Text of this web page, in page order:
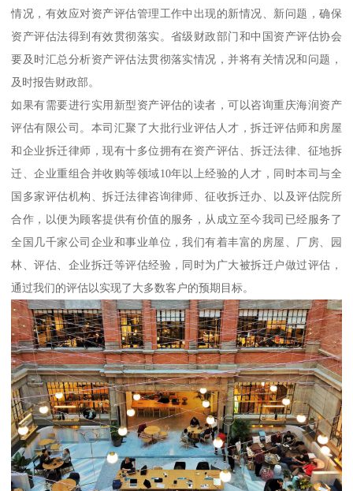
情况，有效应对资产评估管理工作中出现的新情况、新问题，确保
资产评估法得到有效贯彻落实。省级财政部门和中国资产评估协会
要及时汇总分析资产评估法贯彻落实情况，并将有关情况和问题，
及时报告财政部。
如果有需要进行实用新型资产评估的读者，可以咨询重庆海润资产
评估有限公司。本司汇聚了大批行业评估人才，拆迁评估师和房屋
和企业拆迁律师，现有十多位拥有在资产评估、拆迁法律、征地拆
迁、企业重组合并收购等领域10年以上经验的人才，同时本司与全
国多家评估机构、拆迁法律咨询律师、征收拆迁办、以及评估院所
合作，以便为顾客提供有价值的服务，从成立至今我司已经服务了
全国几千家公司企业和事业单位，我们有着丰富的房屋、厂房、园
林、评估、企业拆迁等评估经验，同时为广大被拆迁户做过评估，
通过我们的评估以实现了大多数客户的预期目标。